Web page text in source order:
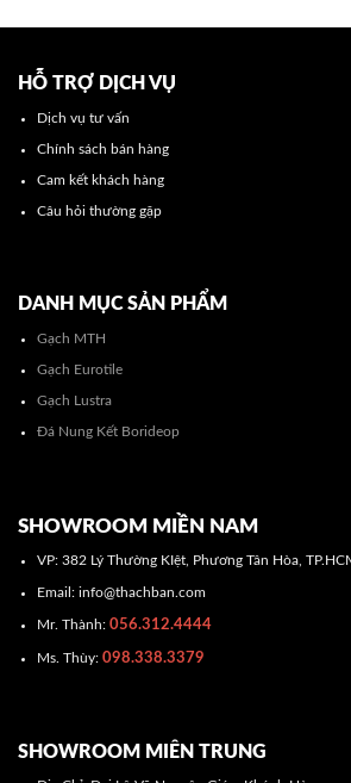
HỖ TRỢ DỊCH VỤ
Dịch vụ tư vấn
Chính sách bán hàng
Cam kết khách hàng
Câu hỏi thường gặp
DANH MỤC SẢN PHẨM
Gạch MTH
Gạch Eurotile
Gạch Lustra
Đá Nung Kết Borideop
SHOWROOM MIỀN NAM
VP: 382 Lý Thường KIệt, Phương Tân Hòa,
Email: info@thachban.com
Mr. Thành:056.312.4444
Ms. Thùy: 098.338.3379
SHOWROOM MIÊN TRUNG